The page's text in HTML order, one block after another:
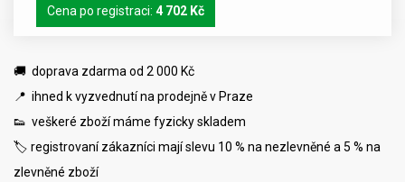
Cena po registraci: 4 702 Kč
🚚 doprava zdarma od 2 000 Kč
📍 ihned k vyzvednutí na prodejně v Praze
👟 veškeré zboží máme fyzicky skladem
🏷️ registrovaní zákazníci mají slevu 10 % na nezlevněné a 5 % na
zlevněné zboží